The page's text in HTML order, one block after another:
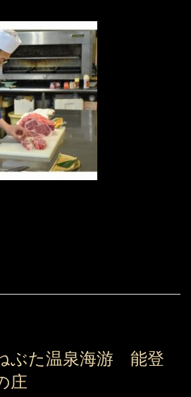
ぶた温泉海游 能登
庄